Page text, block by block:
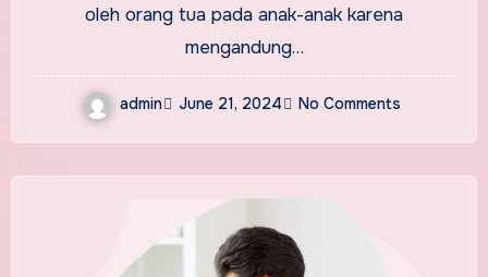
oleh orang tua pada anak-anak karena
mengandung…
admin June 21, 2024 No Comments